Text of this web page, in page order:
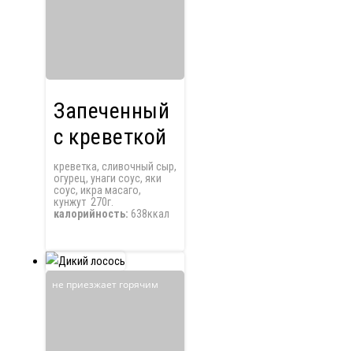
Запеченный
с креветкой
креветка, сливочный сыр,
огурец, унаги соус, яки
соус, икра масаго,
кунжут 270г.
калорийность: 638ккал
не приезжает горячим